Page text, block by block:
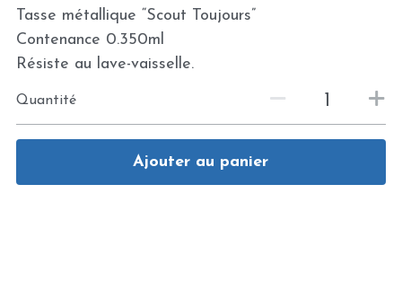
Tasse métallique “Scout Toujours”
Contenance 0.350ml
Résiste au lave-vaisselle.
Quantité
Ajouter au panier